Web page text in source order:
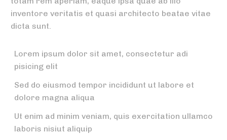
inventore veritatis et quasi architecto beatae vitae
dicta sunt.
Lorem ipsum dolor sit amet, consectetur adi
pisicing elit
Sed do eiusmod tempor incididunt ut labore et
dolore magna aliqua
Ut enim ad minim veniam, quis exercitation ullamco
laboris nisiut aliquip